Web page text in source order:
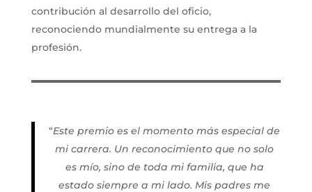
contribución al desarrollo del oficio,
reconociendo mundialmente su entrega a la
profesión.
“Este premio es el momento más especial de
mi carrera. Un reconocimiento que no solo
es mío, sino de toda mi familia, que ha
estado siempre a mi lado. Mis padres me